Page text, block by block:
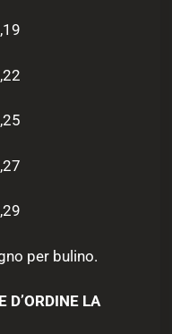
per bulino.
D’ORDINE LA